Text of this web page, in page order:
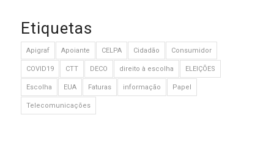
Etiquetas
Apigraf Apoiante CELPA Cidadão Consumidor
COVID19 CTT DECO direito à escolha ELEIÇÕES
Escolha EUA Faturas informação Papel
Telecomunicações